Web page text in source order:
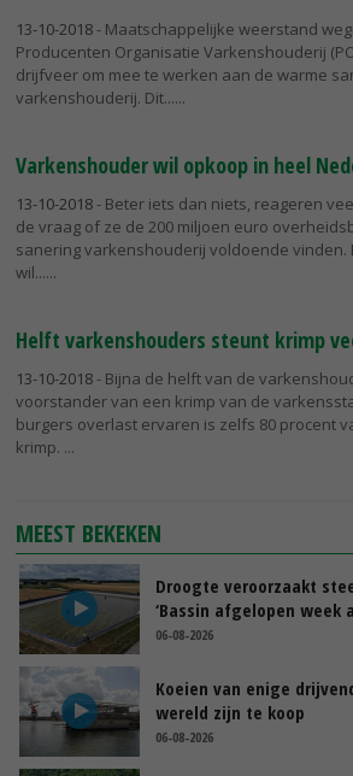
13-10-2018- Maatschappelijke weerstand
Producenten Organisatie Varkenshouderij
drijfveer om mee te werken aan de warme
varkenshouderij. Dit...
Varkenshouder wil opkoop in heel
13-10-2018- Beter iets dan niets, reageren
de vraag of ze de 200 miljoen euro
sanering varkenshouderij voldoende vinden.
wil...
Helft varkenshouders steunt krimp
13-10-2018- Bijna de helft van de
voorstander van een krimp van de
burgers overlast ervaren is zelfs 80 procent
krimp.
MEEST BEKEKEN
Droogte veroorzaakt
‘Bassin afgelopen week
06-08-2026
Koeien van enige
wereld zijn te koop
06-08-2026